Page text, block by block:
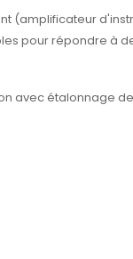
(amplificateur
pour répondre à
avec étalonnage